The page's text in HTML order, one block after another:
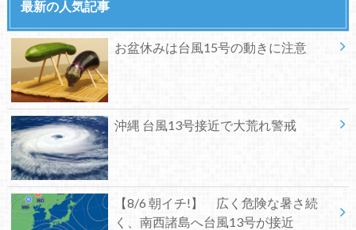
最新の人気記事
お盆休みは台風15号の動きに注意
沖縄 台風13号接近で大荒れ警戒
【8/6 朝イチ!】 広く危険な暑さ続
く、南西諸島へ台風13号が接近